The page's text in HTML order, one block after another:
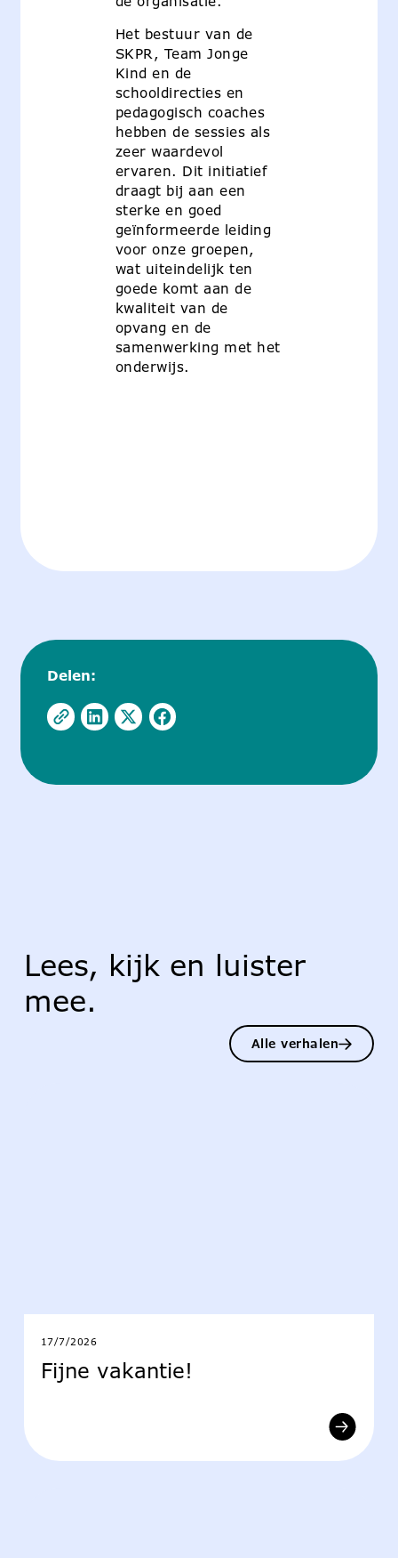
Delen:
Het bestuur van de
SKPR, Team Jonge
Kind en de
schooldirecties en
pedagogisch coaches
hebben de sessies als
zeer waardevol
ervaren. Dit initiatief
draagt bij aan een
sterke en goed
geïnformeerde leiding
voor onze groepen,
wat uiteindelijk ten
goede komt aan de
kwaliteit van de
opvang en de
samenwerking met het
onderwijs.
Lees, kijk en luister
mee.
Alle verhalen
17/7/2026
Fijne vakantie!